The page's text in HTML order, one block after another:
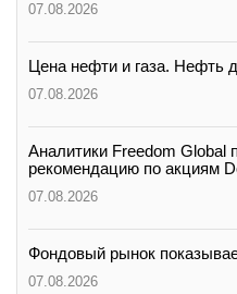
07.08.2026
Цена нефти и газа. Нефть
07.08.2026
Аналитики Freedom Global
рекомендацию по акциям
07.08.2026
Фондовый рынок
07.08.2026